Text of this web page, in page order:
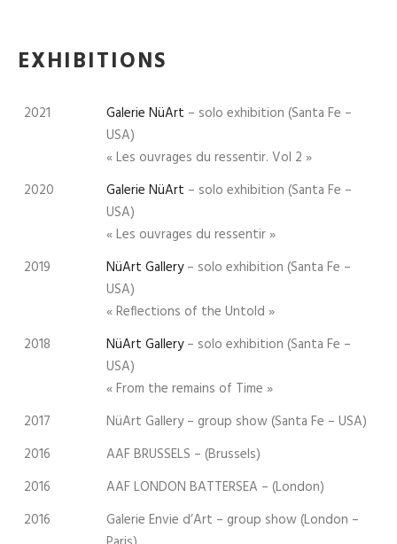
EXHIBITIONS
2021 Galerie NüArt – solo exhibition (Santa Fe –
USA)
« Les ouvrages du ressentir. Vol 2 »
2020
Galerie NüArt – solo exhibition (Santa Fe –
USA)
« Les ouvrages du ressentir »
2019
NüArt Gallery– solo exhibition (Santa Fe –
USA)
« Reflections of the Untold »
2018
NüArt Gallery– solo exhibition (Santa Fe –
USA)
« From the remains of Time »
2017
NüArt Gallery – group show (Santa Fe – USA)
2016
AAF BRUSSELS – (Brussels)
2016
AAF LONDON BATTERSEA – (London)
2016
Galerie Envie d’Art – group show (London –